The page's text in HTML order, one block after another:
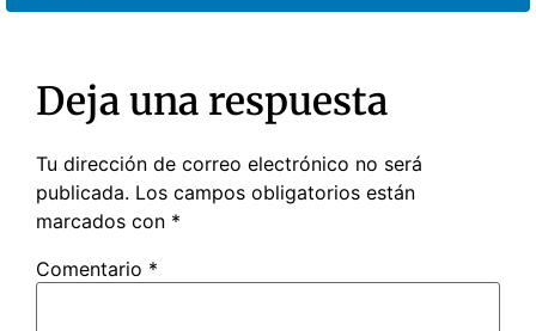
Deja una respuesta
Tu dirección de correo electrónico no será
publicada. Los campos obligatorios están
marcados con *
Comentario *